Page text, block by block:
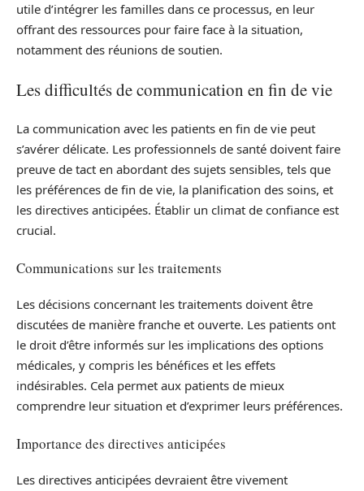
utile d’intégrer les familles dans ce processus, en leur
offrant des ressources pour faire face à la situation,
notamment des réunions de soutien.
Les difficultés de communication en fin de vie
La communication avec les patients en fin de vie peut
s’avérer délicate. Les professionnels de santé doivent faire
preuve de tact en abordant des sujets sensibles, tels que
les préférences de fin de vie, la planification des soins, et
les directives anticipées. Établir un climat de confiance est
crucial.
Communications sur les traitements
Les décisions concernant les traitements doivent être
discutées de manière franche et ouverte. Les patients ont
le droit d’être informés sur les implications des options
médicales, y compris les bénéfices et les effets
indésirables. Cela permet aux patients de mieux
comprendre leur situation et d’exprimer leurs préférences.
Importance des directives anticipées
Les directives anticipées devraient être vivement